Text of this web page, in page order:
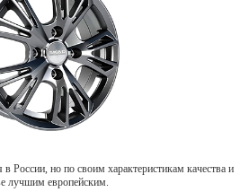
в России, но по своим характеристикам качества и
лучшим европейским.